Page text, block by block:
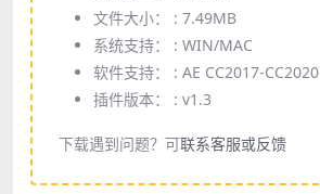
文件大小： : 7.49MB
系统支持： : WIN/MAC
软件支持： : AE CC2017-CC2020
插件版本： : v1.3
下载遇到问题？可联系客服或反馈